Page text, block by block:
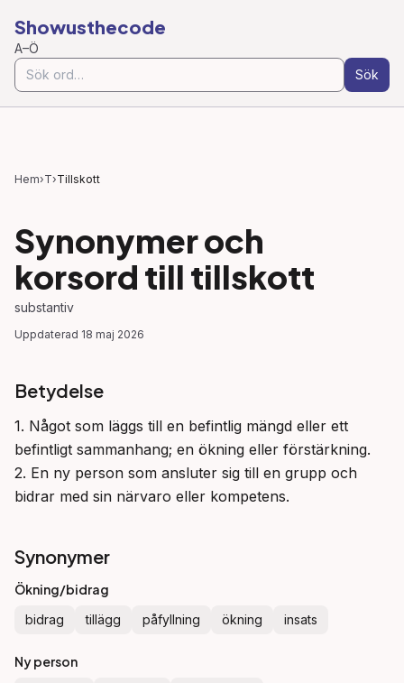
Showusthecode
A–Ö
Sök
Hem›T›Tillskott
Synonymer och
korsord till tillskott
substantiv
Uppdaterad 18 maj 2026
Betydelse
1. Något som läggs till en befintlig mängd eller ett
befintligt sammanhang; en ökning eller förstärkning.
2. En ny person som ansluter sig till en grupp och
bidrar med sin närvaro eller kompetens.
Synonymer
Ökning/bidrag
bidrag tillägg påfyllning ökning insats
Ny person